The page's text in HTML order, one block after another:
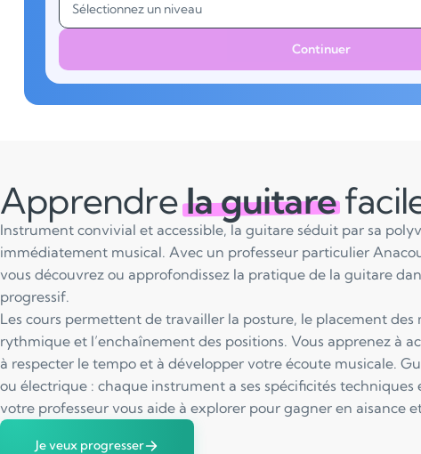
Sélectionnez un niveau
Continuer
Apprendrela guitare
Instrument convivial et accessible, la guitare séduit par sa
immédiatement musical. Avec un professeur particulier
vous découvrez ou approfondissez la pratique de la guitare
progressif.
Les cours permettent de travailler la posture, le placement des
rythmique et l’enchaînement des positions. Vous apprenez à
à respecter le tempo et à développer votre écoute musicale.
ou électrique : chaque instrument a ses spécificités techniques
votre professeur vous aide à explorer pour gagner en aisance
Je veux progresser